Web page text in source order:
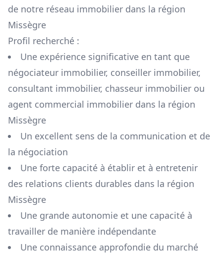
de notre réseau immobilier dans la région
Missègre
Profil recherché :
Une expérience significative en tant que
négociateur immobilier, conseiller immobilier,
consultant immobilier, chasseur immobilier ou
agent commercial immobilier dans la région
Missègre
Un excellent sens de la communication et de
la négociation
Une forte capacité à établir et à entretenir
des relations clients durables dans la région
Missègre
Une grande autonomie et une capacité à
travailler de manière indépendante
Une connaissance approfondie du marché